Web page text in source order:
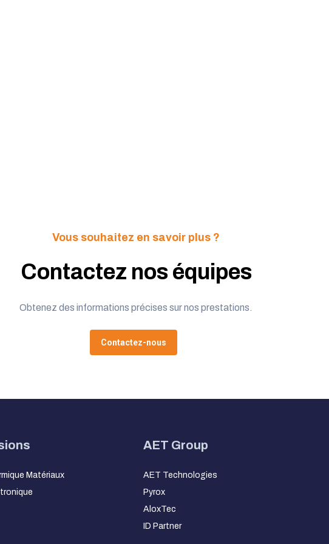
Vous souhaitez en savoir plus ?
Contactez nos équipes
Obtenez des informations précises sur nos prestations.
Contactez-nous
Matériaux
AET Group
AET Technologies
Pyrox
AloxTec
ID Partner